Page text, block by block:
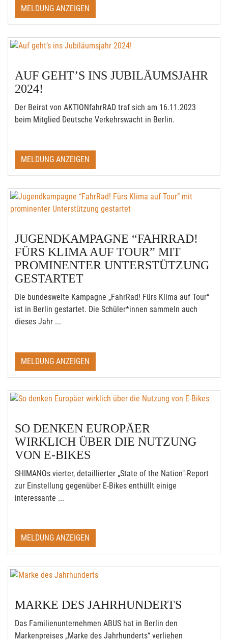
MELDUNG ANZEIGEN
AUF GEHT’S INS JUBILÄUMSJAHR
2024!
Der Beirat von AKTIONfahrRAD traf sich am 16.11.2023
beim Mitglied Deutsche Verkehrswacht in Berlin.
MELDUNG ANZEIGEN
JUGENDKAMPAGNE “FAHRRAD!
FÜRS KLIMA AUF TOUR” MIT
PROMINENTER UNTERSTÜTZUNG
GESTARTET
Die bundesweite Kampagne „FahrRad! Fürs Klima auf Tour“
ist in Berlin gestartet. Die Schüler*innen sammeln auch
dieses Jahr ...
MELDUNG ANZEIGEN
SO DENKEN EUROPÄER
WIRKLICH ÜBER DIE NUTZUNG
VON E-BIKES
SHIMANOs vierter, detaillierter „State of the Nation"-Report
zur Einstellung gegenüber E-Bikes enthüllt einige
interessante ...
MELDUNG ANZEIGEN
MARKE DES JAHRHUNDERTS
Das Familienunternehmen ABUS hat in Berlin den
Markenpreises „Marke des Jahrhunderts“ verliehen